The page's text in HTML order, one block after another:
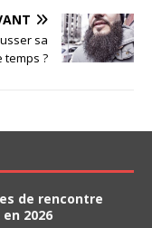
sa
temps ?
de rencontre
2026